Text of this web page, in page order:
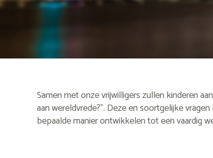
Samen met onze vrijwilligers zullen kinderen
aan wereldvrede?”. Deze en soortgelijke
bepaalde manier ontwikkelen tot een vaardig